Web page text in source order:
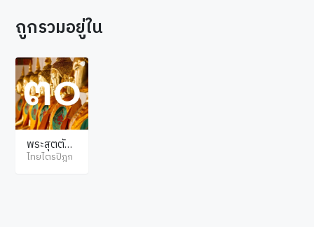
ถูกรวมอยู่ใน
พระสุตตัน
ตปิฎก ขุทท
ไทยไตรปิฎก